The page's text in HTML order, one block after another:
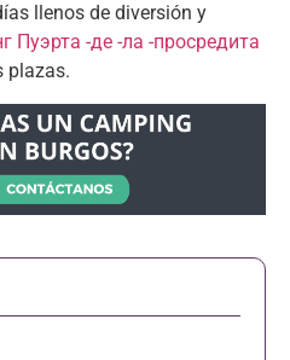
llenos de diversión y
Пуэрта -де -ла -просредита
plazas.